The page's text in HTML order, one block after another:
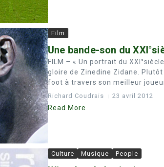
Film
Une bande-son du
FILM – « Un portrait du
gloire de Zinedine Zidane.
foot à travers son meilleur
Richard Coudrais 23 avril 2012
Read More
Culture Musique People